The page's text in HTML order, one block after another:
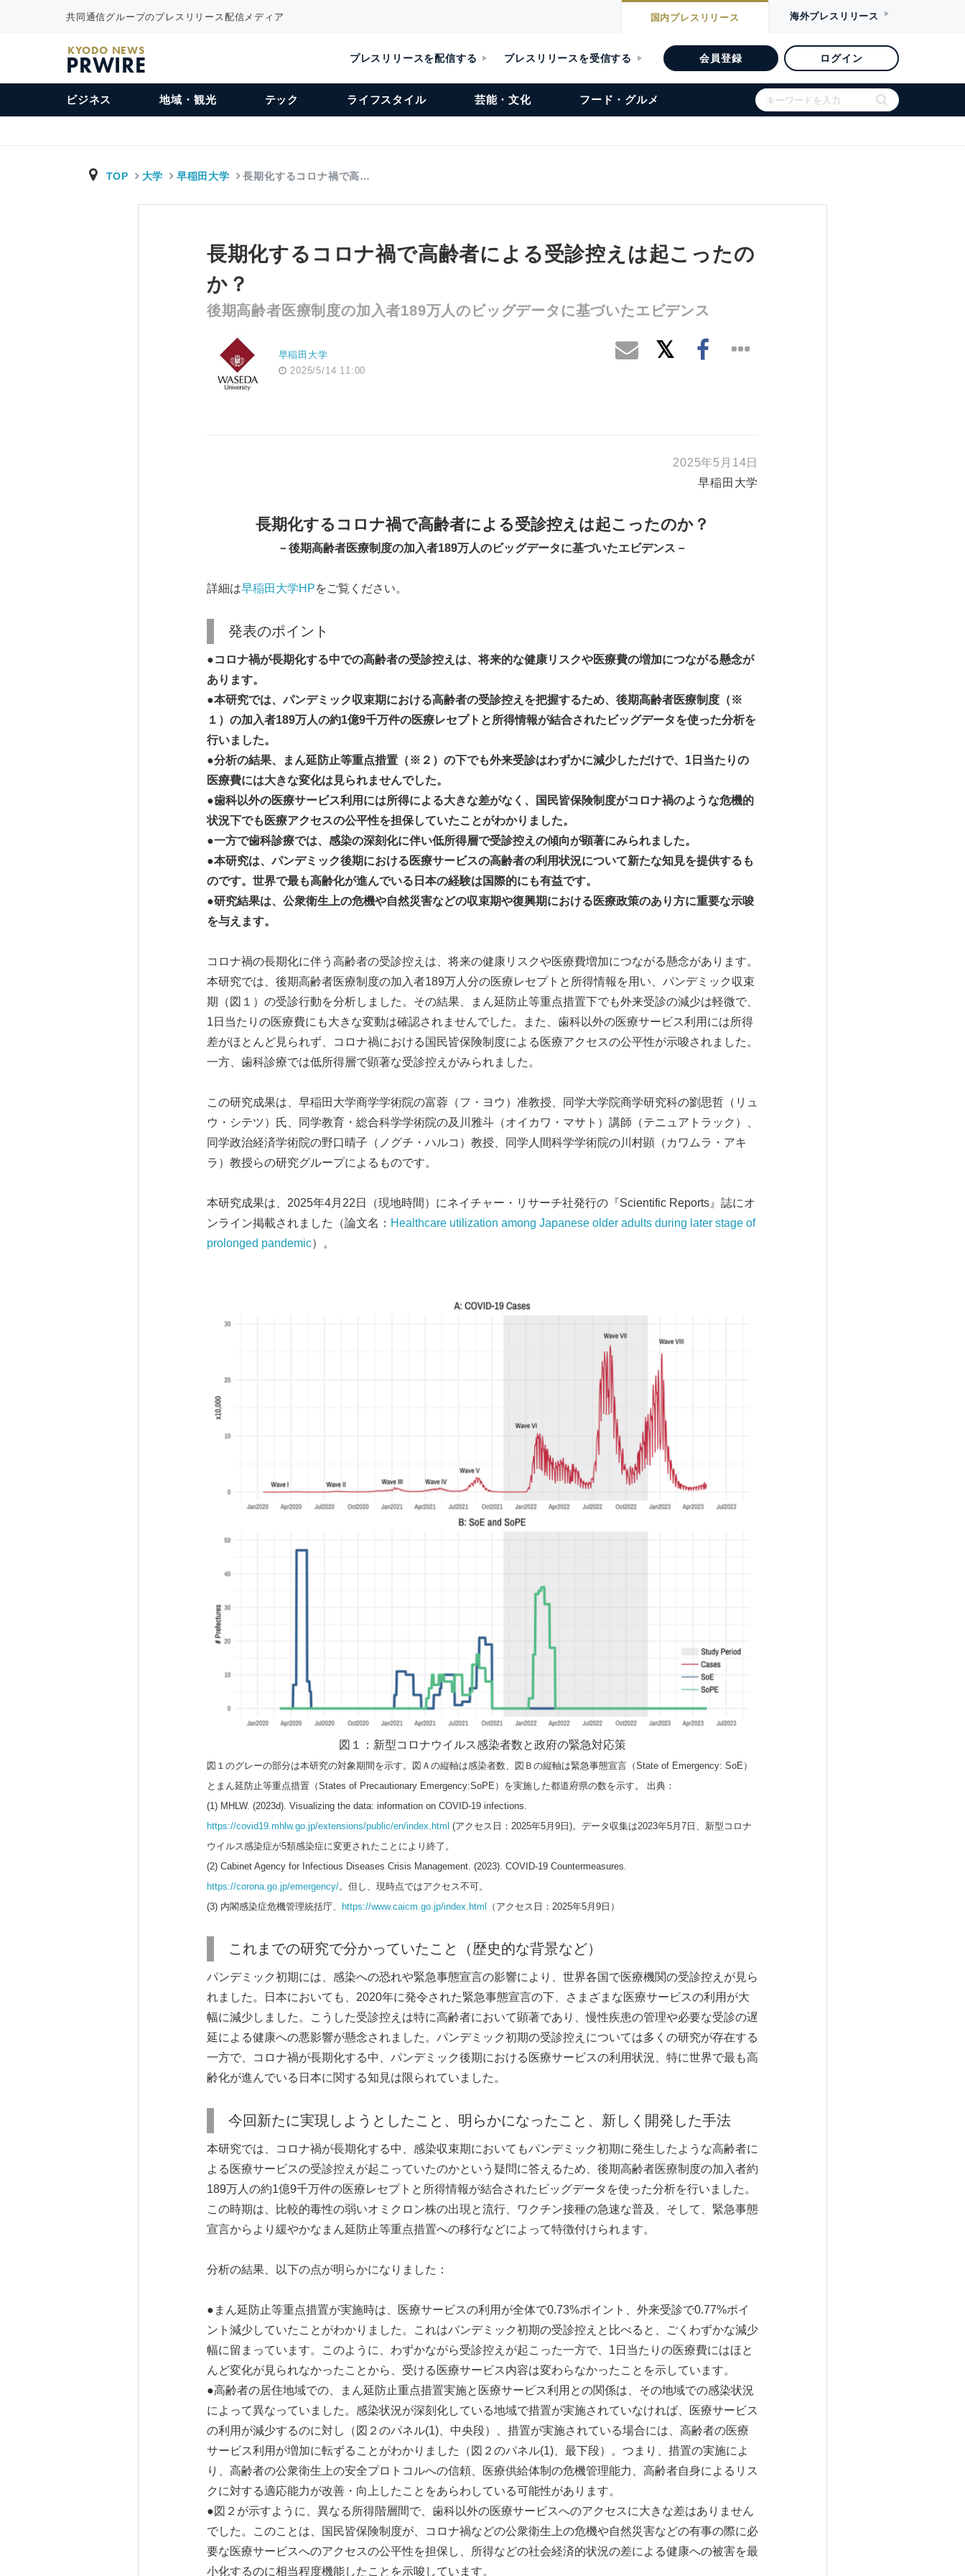
共同通信グループのプレスリリース配信メディア 国内プレスリリース 海外プレスリリース
KYODO NEWS
PRWIRE プレスリリースを配信する プレスリリースを受信する 会員登録 ログイン
ビジネス 地域・観光 テック ライフスタイル 芸能・文化 フード・グルメ
TOP 大学 早稲田大学 長期化するコロナ禍で高…
長期化するコロナ禍で高齢者による受診控えは起こったの
か？
後期高齢者医療制度の加入者189万人のビッグデータに基づいたエビデンス
早稲田大学
2025/5/14 11:00
2025年5月14日
早稲田大学
長期化するコロナ禍で高齢者による受診控えは起こったのか？
－後期高齢者医療制度の加入者189万人のビッグデータに基づいたエビデンス－
詳細は早稲田大学HPをご覧ください。
発表のポイント
●コロナ禍が長期化する中での高齢者の受診控えは、将来的な健康リスクや医療費の増加につながる懸念が
あります。
●本研究では、パンデミック収束期における高齢者の受診控えを把握するため、後期高齢者医療制度（※
１）の加入者189万人の約1億9千万件の医療レセプトと所得情報が結合されたビッグデータを使った分析を
行いました。
●分析の結果、まん延防止等重点措置（※２）の下でも外来受診はわずかに減少しただけで、1日当たりの
医療費には大きな変化は見られませんでした。
●歯科以外の医療サービス利用には所得による大きな差がなく、国民皆保険制度がコロナ禍のような危機的
状況下でも医療アクセスの公平性を担保していたことがわかりました。
●一方で歯科診療では、感染の深刻化に伴い低所得層で受診控えの傾向が顕著にみられました。
●本研究は、パンデミック後期における医療サービスの高齢者の利用状況について新たな知見を提供するも
のです。世界で最も高齢化が進んでいる日本の経験は国際的にも有益です。
●研究結果は、公衆衛生上の危機や自然災害などの収束期や復興期における医療政策のあり方に重要な示唆
を与えます。
コロナ禍の長期化に伴う高齢者の受診控えは、将来の健康リスクや医療費増加につながる懸念があります。
本研究では、後期高齢者医療制度の加入者189万人分の医療レセプトと所得情報を用い、パンデミック収束
期（図１）の受診行動を分析しました。その結果、まん延防止等重点措置下でも外来受診の減少は軽微で、
1日当たりの医療費にも大きな変動は確認されませんでした。また、歯科以外の医療サービス利用には所得
差がほとんど見られず、コロナ禍における国民皆保険制度による医療アクセスの公平性が示唆されました。
一方、歯科診療では低所得層で顕著な受診控えがみられました。
この研究成果は、早稲田大学商学学術院の富蓉（フ・ヨウ）准教授、同学大学院商学研究科の劉思哲（リュ
ウ・シテツ）氏、同学教育・総合科学学術院の及川雅斗（オイカワ・マサト）講師（テニュアトラック）、
同学政治経済学術院の野口晴子（ノグチ・ハルコ）教授、同学人間科学学術院の川村顕（カワムラ・アキ
ラ）教授らの研究グループによるものです。
本研究成果は、2025年4月22日（現地時間）にネイチャー・リサーチ社発行の『Scientific Reports』誌にオ
ンライン掲載されました（論文名： Healthcare utilization among Japanese older adults during later stage of
prolonged pandemic）。
図１：新型コロナウイルス感染者数と政府の緊急対応策
図１のグレーの部分は本研究の対象期間を示す。図Ａの縦軸は感染者数、図Ｂの縦軸は緊急事態宣言（State of Emergency: SoE）
とまん延防止等重点措置（States of Precautionary Emergency:SoPE）を実施した都道府県の数を示す。 出典：
(1) MHLW. (2023d). Visualizing the data: information on COVID-19 infections.
https://covid19.mhlw.go.jp/extensions/public/en/index.html (アクセス日：2025年5月9日)。データ収集は2023年5月7日、新型コロナ
ウイルス感染症が5類感染症に変更されたことにより終了。
(2) Cabinet Agency for Infectious Diseases Crisis Management. (2023). COVID-19 Countermeasures.
https://corona.go.jp/emergency/。但し、現時点ではアクセス不可。
(3) 内閣感染症危機管理統括庁、
https://www.caicm.go.jp/index.html （アクセス日：2025年5月9日）
これまでの研究で分かっていたこと（歴史的な背景など）
パンデミック初期には、感染への恐れや緊急事態宣言の影響により、世界各国で医療機関の受診控えが見ら
れました。日本においても、2020年に発令された緊急事態宣言の下、さまざまな医療サービスの利用が大
幅に減少しました。こうした受診控えは特に高齢者において顕著であり、慢性疾患の管理や必要な受診の遅
延による健康への悪影響が懸念されました。パンデミック初期の受診控えについては多くの研究が存在する
一方で、コロナ禍が長期化する中、パンデミック後期における医療サービスの利用状況、特に世界で最も高
齢化が進んでいる日本に関する知見は限られていました。
今回新たに実現しようとしたこと、明らかになったこと、新しく開発した手法
本研究では、コロナ禍が長期化する中、感染収束期においてもパンデミック初期に発生したような高齢者に
よる医療サービスの受診控えが起こっていたのかという疑問に答えるため、後期高齢者医療制度の加入者約
189万人の約1億9千万件の医療レセプトと所得情報が結合されたビッグデータを使った分析を行いました。
この時期は、比較的毒性の弱いオミクロン株の出現と流行、ワクチン接種の急速な普及、そして、緊急事態
宣言からより緩やかなまん延防止等重点措置への移行などによって特徴付けられます。
分析の結果、以下の点が明らかになりました：
●まん延防止等重点措置が実施時は、医療サービスの利用が全体で0.73%ポイント、外来受診で0.77%ポイ
ント減少していたことがわかりました。これはパンデミック初期の受診控えと比べると、ごくわずかな減少
幅に留まっています。このように、わずかながら受診控えが起こった一方で、1日当たりの医療費にはほと
んど変化が見られなかったことから、受ける医療サービス内容は変わらなかったことを示しています。
●高齢者の居住地域での、まん延防止重点措置実施と医療サービス利用との関係は、その地域での感染状況
によって異なっていました。感染状況が深刻化している地域で措置が実施されていなければ、医療サービス
の利用が減少するのに対し（図２のパネル(1)、中央段）、措置が実施されている場合には、高齢者の医療
サービス利用が増加に転ずることがわかりました（図２のパネル(1)、最下段）。つまり、措置の実施によ
り、高齢者の公衆衛生上の安全プロトコルへの信頼、医療供給体制の危機管理能力、高齢者自身によるリス
クに対する適応能力が改善・向上したことをあらわしている可能性があります。
●図２が示すように、異なる所得階層間で、歯科以外の医療サービスへのアクセスに大きな差はありません
でした。このことは、国民皆保険制度が、コロナ禍などの公衆衛生上の危機や自然災害などの有事の際に必
要な医療サービスへのアクセスの公平性を担保し、所得などの社会経済的状況の差による健康への被害を最
小化するのに相当程度機能したことを示唆しています。
Japanese